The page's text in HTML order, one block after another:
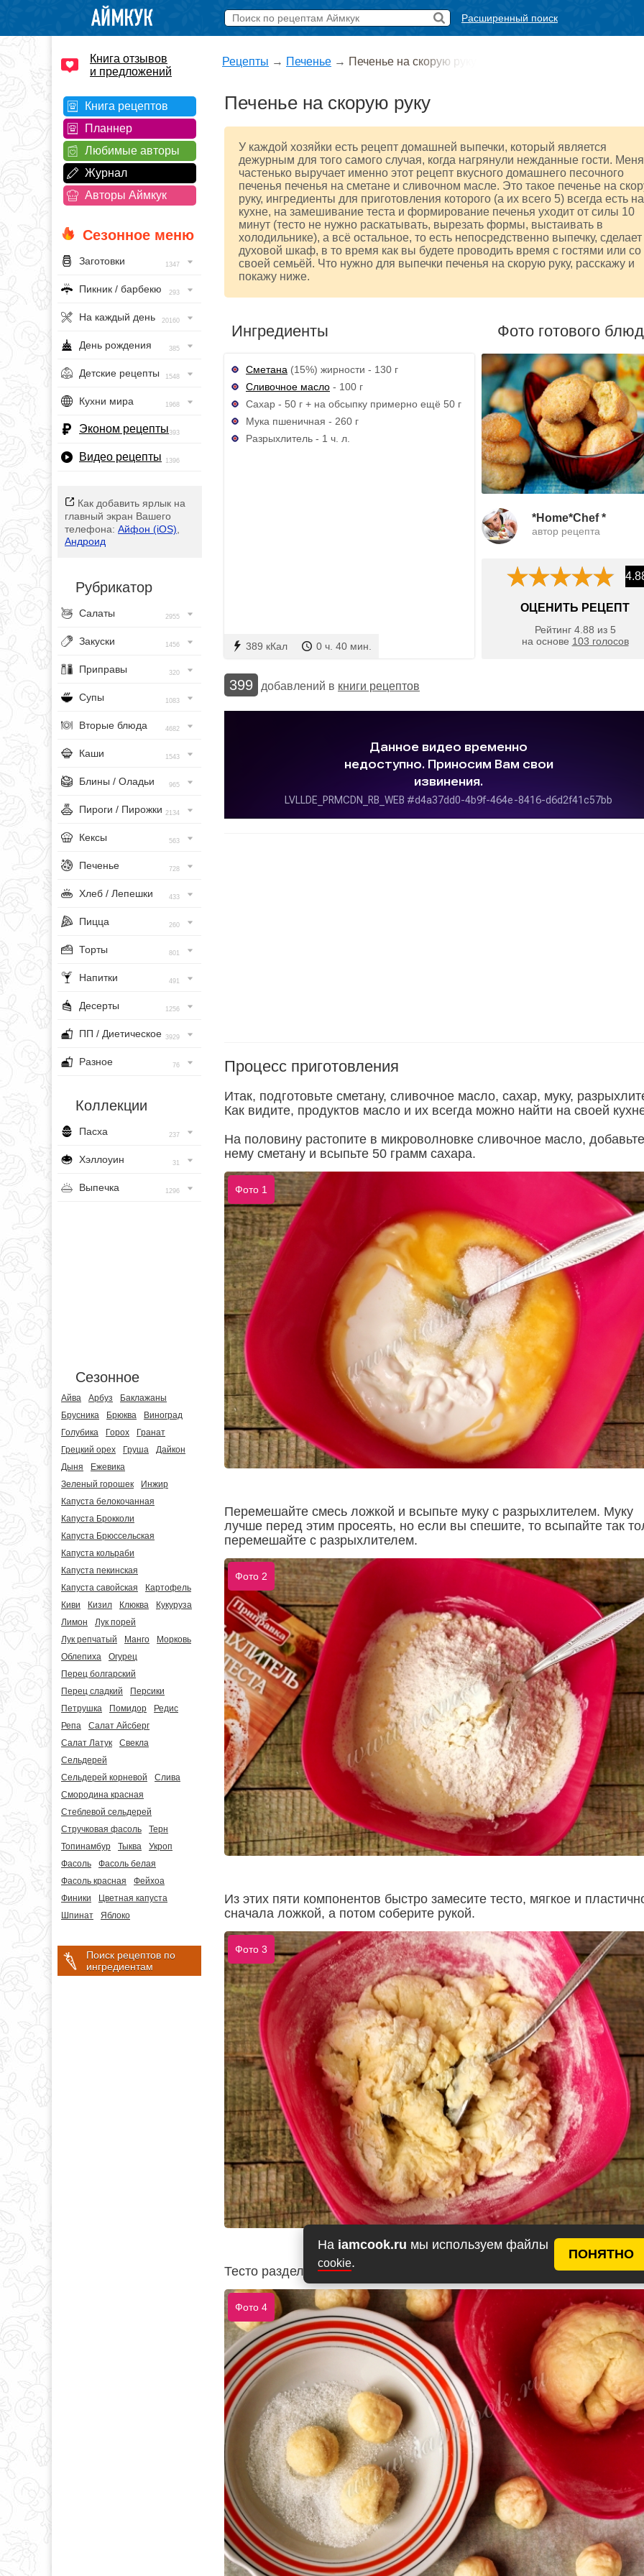
На iamcook.ru мы используем файлы
cookie.
ПОНЯТНО
Расширенный поиск
Книга отзывов
и предложений
Книга рецептов
Планнер
Любимые авторы
Журнал
Авторы Аймкук
Сезонное меню
Заготовки 1347
Пикник / барбекю 293
На каждый день 20160
День рождения 385
Детские рецепты 1548
Кухни мира 1968
Эконом рецепты393
Видео рецепты 1396
Как добавить ярлык на
главный экран Вашего
телефона: Айфон (iOS)
Андроид
Рубрикатор
Салаты 2955
Закуски 1456
Приправы 320
Супы 1083
Вторые блюда 4682
Каши 1543
Блины / Оладьи 965
Пироги / Пирожки 2134
Кексы 563
Печенье 728
Хлеб / Лепешки 433
Пицца 260
Торты 801
Напитки 491
Десерты 1256
ПП / Диетическое 3929
Разное 76
Коллекции
Пасха 237
Хэллоуин 31
Выпечка 1296
Сезонное
Айва Арбуз
Баклажаны
Брусника
Брюква
Виноград
Голубика
Горох
Гранат
Грецкий орех
Груша
Дайкон
Дыня
Ежевика
Зеленый горошек
Инжир
Капуста белокочанная
Капуста Брокколи
Капуста Брюссельская
Капуста кольраби
Капуста пекинская
Капуста савойская
Картофель
Киви
Кизил Клюква
Кукуруза
Лимон
Лук порей
Лук репчатый
Манго
Морковь
Облепиха
Огурец
Перец болгарский
Перец сладкий
Персики
Петрушка
Помидор
Редис
Репа
Салат Айсберг
Салат Латук
Свекла
Сельдерей
Сельдерей корневой
Слива
Смородина красная
Стеблевой сельдерей
Стручковая фасоль
Терн
Топинамбур
Тыква
Укроп
Фасоль
Фасоль белая
Фасоль красная
Фейхоа
Финики
Цветная капуста
Шпинат
Яблоко
Поиск рецептов по
ингредиентам
Рецепты → Печенье → Печенье на скорую руку
Печенье на скорую руку
У каждой хозяйки есть рецепт домашней выпечки, который является
дежурным для того самого случая, когда нагрянули нежданные гости. Меня
частенько выручает именно этот рецепт вкусного домашнего песочного
печенья печенья на сметане и сливочном масле. Это такое печенье на
руку, ингредиенты для приготовления которого (а их всего 5) всегда есть на
кухне, на замешивание теста и формирование печенья уходит от силы 10
минут (тесто не нужно раскатывать, вырезать формы, выстаивать в
холодильнике), а всё остальное, то есть непосредственно выпечку, сделает
духовой шкаф, в то время как вы будете проводить время с гостями или со
своей семьёй. Что нужно для выпечки печенья на скорую руку, расскажу и
покажу ниже.
Ингредиенты
Сметана (15%) жирности - 130 г
Сливочное масло - 100 г
Сахар - 50 г + на обсыпку примерно ещё 50 г
Мука пшеничная - 260 г
Разрыхлитель - 1 ч. л.
389 кКал 0 ч. 40 мин.
Фото готового
*Home*Chef *
автор рецепта
ОЦЕНИТЬ РЕЦЕПТ
Рейтинг 4.88 из 5
на основе 103 голосов
399 добавлений в книги рецептов
Процесс приготовления
Итак, подготовьте сметану, сливочное масло, сахар, муку,
Как видите, продуктов масло и их всегда можно найти на своей
На половину растопите в микроволновке сливочное масло,
нему сметану и всыпьте 50 грамм сахара.
Фото 1
Перемешайте смесь ложкой и всыпьте муку с разрыхлителем. Муку
лучше перед этим просеять, но если вы спешите, то всыпайте так
перемешайте с разрыхлителем.
Фото 2
Из этих пяти компонентов быстро замесите тесто, мягкое и
сначала ложкой, а потом соберите рукой.
Фото 3
Тесто разделите на 24 части-шарика и обваляйте их в сахаре.
Фото 4